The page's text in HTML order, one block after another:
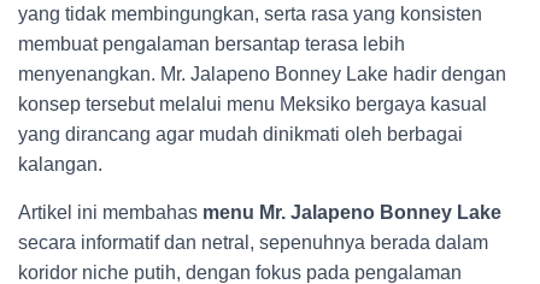
yang tidak membingungkan, serta rasa yang konsisten
membuat pengalaman bersantap terasa lebih
menyenangkan. Mr. Jalapeno Bonney Lake hadir dengan
konsep tersebut melalui menu Meksiko bergaya kasual
yang dirancang agar mudah dinikmati oleh berbagai
kalangan.
Artikel ini membahas menu Mr. Jalapeno Bonney Lake
secara informatif dan netral, sepenuhnya berada dalam
koridor niche putih, dengan fokus pada pengalaman